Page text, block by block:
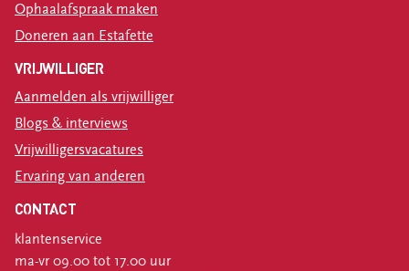
Ophaalafspraak maken
Doneren aan Estafette
VRIJWILLIGER
Aanmelden als vrijwilliger
Blogs & interviews
Vrijwilligersvacatures
Ervaring van anderen
CONTACT
klantenservice
ma-vr 09.00 tot 17.00 uur